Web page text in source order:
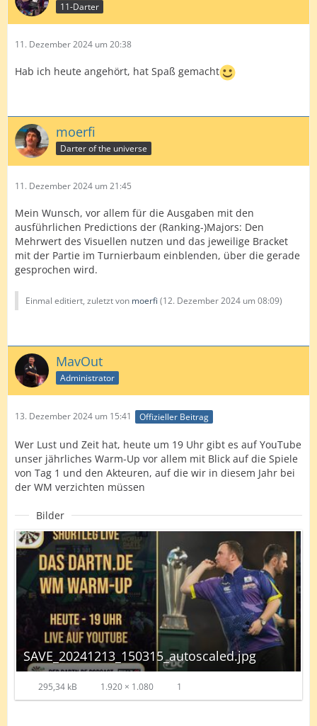
11-Darter
11. Dezember 2024 um 20:38
Hab ich heute angehört, hat Spaß gemacht
moerfi
Darter of the universe
11. Dezember 2024 um 21:45
Mein Wunsch, vor allem für die Ausgaben mit den
ausführlichen Predictions der (Ranking-)Majors: Den
Mehrwert des Visuellen nutzen und das jeweilige Bracket
mit der Partie im Turnierbaum einblenden, über die gerade
gesprochen wird.
Einmal editiert, zuletzt von moerfi (12. Dezember 2024 um 08:09)
MavOut
Administrator
13. Dezember 2024 um 15:41 Offizieller Beitrag
Wer Lust und Zeit hat, heute um 19 Uhr gibt es auf YouTube
unser jährliches Warm-Up vor allem mit Blick auf die Spiele
von Tag 1 und den Akteuren, auf die wir in diesem Jahr bei
der WM verzichten müssen
Bilder
SAVE_20241213_150315_autoscaled.jpg
295,34 kB 1.920 × 1.080 1